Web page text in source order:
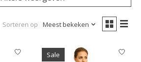
Sorteren op Meest bekeken
Sale